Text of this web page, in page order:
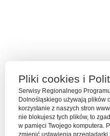
Serwis współfinansowany ze
Europejskiej w ramach Programu
2014-2020
Pliki cookies i
Serwisy Regionalnego
Dolnośląskiego używają plików
korzystanie z naszych stron
nie blokujesz tych plików, to
w pamięci Twojego komputera.
zmienić ustawienia